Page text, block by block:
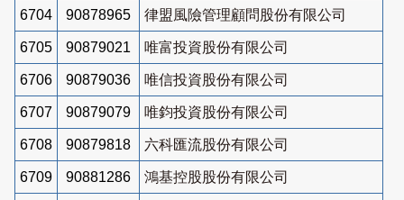
6704 90878965 律盟風險管理顧問股份有限公司
6705 90879021 唯富投資股份有限公司
6706 90879036 唯信投資股份有限公司
6707 90879079 唯鈞投資股份有限公司
6708 90879818 六科匯流股份有限公司
6709 90881286 鴻基控股股份有限公司